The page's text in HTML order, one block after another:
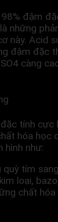
đậm
những
này. Acid
đậm đặc
càng
tính cực
hóa học
hình như:
quỳ tím
loại,
chất